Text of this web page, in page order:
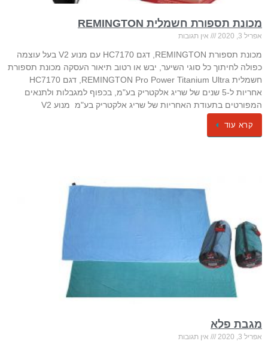
מכונת תספורת חשמלית REMINGTON
אפריל 3, 2020 אין תגובות
מכונת תספורת REMINGTON, דגם HC7170 עם מנוע V2 בעל עוצמה
כפולה לחיתוך כל סוגי השיער, יבש או רטוב תיאור העסקה מכונת תספורת
חשמלית REMINGTON Pro Power Titanium Ultra, דגם HC7170
אחריות ל-5 שנים של שריג אלקטריק בע"מ, בכפוף למגבלות ולתנאים
המפורטים בתעודת האחריות של שריג אלקטריק בע"מ ​ מנוע V2
קרא עוד
מגבת פלא
אפריל 3, 2020 אין תגובות